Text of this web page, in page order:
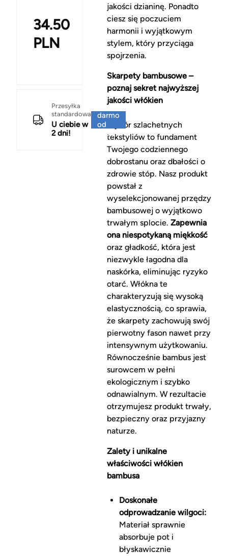
34.50
PLN
Przesyłka
standardowa
U ciebie w
2 dni!
darmo
od
150 zł
jakości dzianinę. Ponadto
ciesz się poczuciem
harmonii i wyjątkowym
stylem, który przyciąga
spojrzenia.
Skarpety bambusowe –
poznaj sekret najwyższej
jakości włókien
Wybór szlachetnych
tekstyliów to fundament
Twojego codziennego
dobrostanu oraz dbałości o
zdrowie stóp. Nasz produkt
powstał z
wyselekcjonowanej przędzy
bambusowej o wyjątkowo
trwałym splocie. Zapewnia
ona niespotykaną miękkość
oraz gładkość, która jest
niezwykle łagodna dla
naskórka, eliminując ryzyko
otarć. Włókna te
charakteryzują się wysoką
elastycznością, co sprawia,
że skarpety zachowują swój
pierwotny fason nawet przy
intensywnym użytkowaniu.
Równocześnie bambus jest
surowcem w pełni
ekologicznym i szybko
odnawialnym. W rezultacie
otrzymujesz produkt trwały,
bezpieczny oraz przyjazny
naturze.
Zalety i unikalne
właściwości włókien
bambusa
Doskonałe
odprowadzanie wilgoci:
Materiał sprawnie
absorbuje pot i
błyskawicznie